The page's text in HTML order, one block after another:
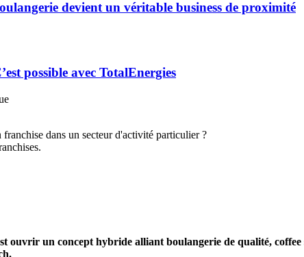
devient un véritable business de proximité
possible avec TotalEnergies
dans un secteur d'activité particulier ?
ouvrir un concept hybride alliant boulangerie de qualité,